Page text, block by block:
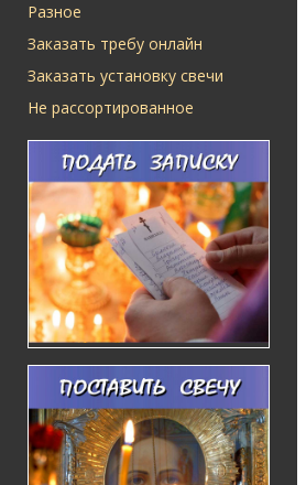
Разное
Заказать требу онлайн
Заказать установку свечи
Не рассортированное